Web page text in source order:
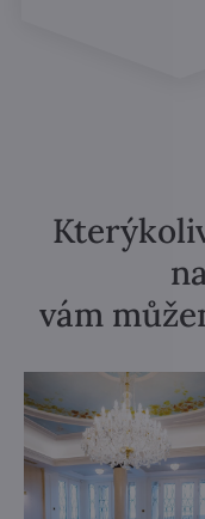
vám